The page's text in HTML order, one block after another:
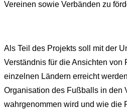
Vereinen sowie Verbänden zu
Als Teil des Projekts soll mit der
Verständnis für die Ansichten von
einzelnen Ländern erreicht
Organisation des Fußballs in den
wahrgenommen wird und wie die